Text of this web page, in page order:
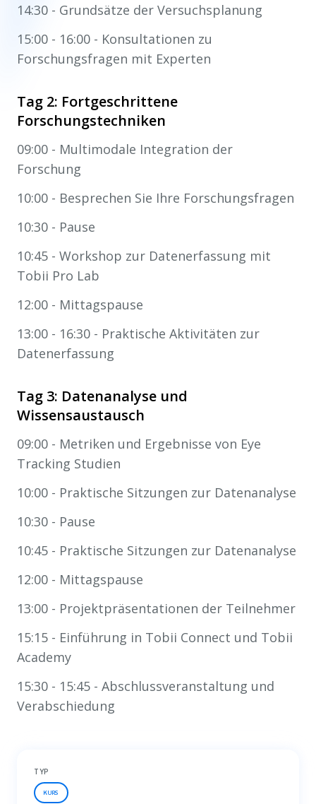
14:30 - Grundsätze der Versuchsplanung
15:00 - 16:00 - Konsultationen zu
Forschungsfragen mit Experten
Tag 2: Fortgeschrittene
Forschungstechniken
09:00 - Multimodale Integration der
Forschung
10:00 - Besprechen Sie Ihre Forschungsfragen
10:30 - Pause
10:45 - Workshop zur Datenerfassung mit
Tobii Pro Lab
12:00 - Mittagspause
13:00 - 16:30 - Praktische Aktivitäten zur
Datenerfassung
Tag 3: Datenanalyse und
Wissensaustausch
09:00 - Metriken und Ergebnisse von Eye
Tracking Studien
10:00 - Praktische Sitzungen zur Datenanalyse
10:30 - Pause
10:45 - Praktische Sitzungen zur Datenanalyse
12:00 - Mittagspause
13:00 - Projektpräsentationen der Teilnehmer
15:15 - Einführung in Tobii Connect und Tobii
Academy
15:30 - 15:45 - Abschlussveranstaltung und
Verabschiedung
TYP
KURS